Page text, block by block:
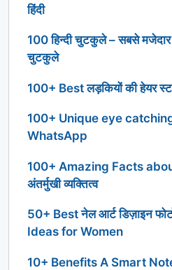
हिंदी
100 हिन्दी चुटकुले – सबसे मजेदार
चुटकुले
100+ Best लड़कियों की हेयर
100+ Unique eye
WhatsApp
100+ Amazing Facts
अंतर्मुखी व्यक्तित्व
50+ Best नेल आर्ट डिज़ाइन
Ideas for Women
10+ Benefits A Smart